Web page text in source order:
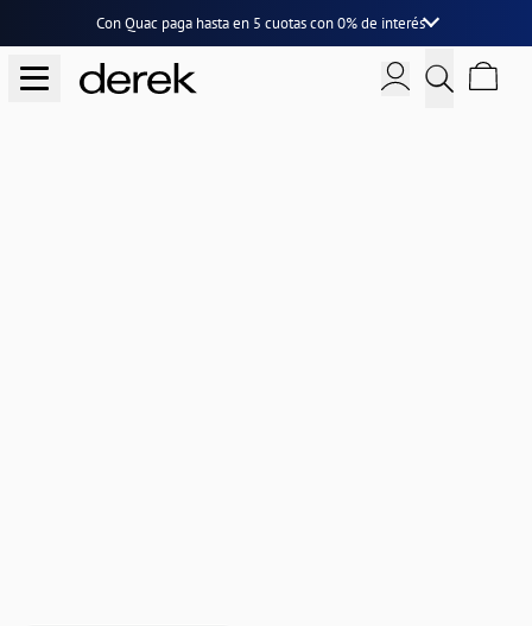
Con Quac paga hasta en 5 cuotascon0% de interés